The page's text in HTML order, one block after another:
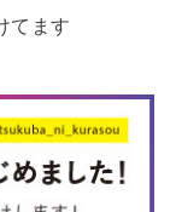
てます